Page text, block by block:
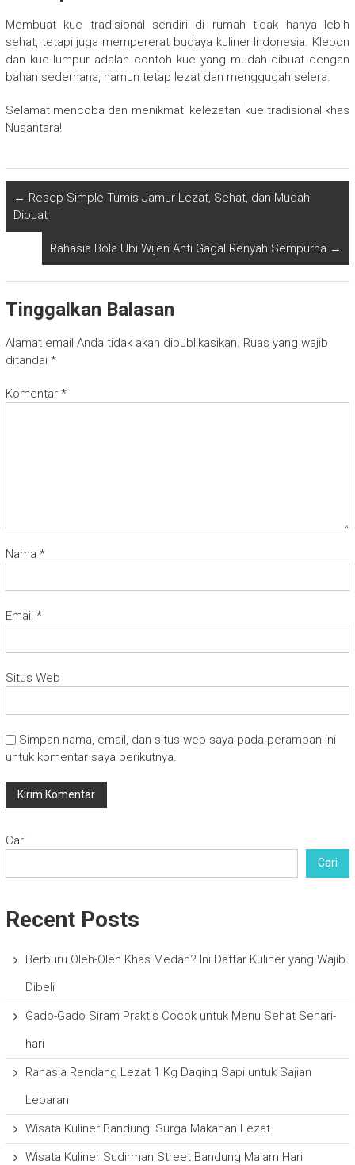
Membuat kue tradisional sendiri di rumah tidak hanya lebih
sehat, tetapi juga mempererat budaya kuliner Indonesia. Klepon
dan kue lumpur adalah contoh kue yang mudah dibuat dengan
bahan sederhana, namun tetap lezat dan menggugah selera.
Selamat mencoba dan menikmati kelezatan kue tradisional khas
Nusantara!
← Resep Simple Tumis Jamur Lezat, Sehat, dan Mudah
Dibuat
Rahasia Bola Ubi Wijen Anti Gagal Renyah Sempurna →
Tinggalkan Balasan
Alamat email Anda tidak akan dipublikasikan. Ruas yang wajib
ditandai *
Komentar *
Nama *
Email *
Situs Web
Simpan nama, email, dan situs web saya pada peramban ini
untuk komentar saya berikutnya.
Cari
Cari
Recent Posts
Berburu Oleh-Oleh Khas Medan? Ini Daftar Kuliner yang Wajib
Dibeli
Gado-Gado Siram Praktis Cocok untuk Menu Sehat Sehari-
hari
Rahasia Rendang Lezat 1 Kg Daging Sapi untuk Sajian
Lebaran
Wisata Kuliner Bandung: Surga Makanan Lezat
Wisata Kuliner Sudirman Street Bandung Malam Hari